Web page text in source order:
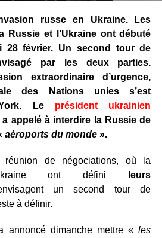
russe en Ukraine. Les
Russie et l’Ukraine ont débuté
28 février. Un second tour de
par les deux parties.
extraordinaire d’urgence,
des Nations unies s’est
Le président ukrainien
a appelé à interdire la Russie de
aéroports du monde ».
réunion de négociations, où la
ont défini
leurs
un second tour de
à définir.
annoncé dimanche mettre «les